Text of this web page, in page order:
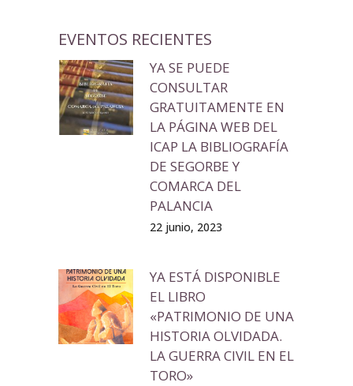
EVENTOS RECIENTES
YA SE PUEDE
CONSULTAR
GRATUITAMENTE EN
LA PÁGINA WEB DEL
ICAP LA BIBLIOGRAFÍA
DE SEGORBE Y
COMARCA DEL
PALANCIA
22 junio, 2023
YA ESTÁ DISPONIBLE
EL LIBRO
«PATRIMONIO DE UNA
HISTORIA OLVIDADA.
LA GUERRA CIVIL EN EL
TORO»